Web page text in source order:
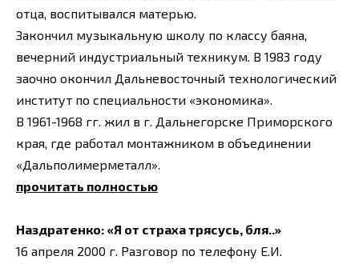
отца, воспитывался матерью.
Закончил музыкальную школу по классу баяна,
вечерний индустриальный техникум. В 1983 году
заочно окончил Дальневосточный технологический
институт по специальности «экономика».
В 1961-1968 гг. жил в г. Дальнегорске Приморского
края, где работал монтажником в объединении
«Дальполимерметалл».
прочитать полностью
Наздратенко: «Я от страха трясусь, бля..»
16 апреля 2000 г. Разговор по телефону Е.И.